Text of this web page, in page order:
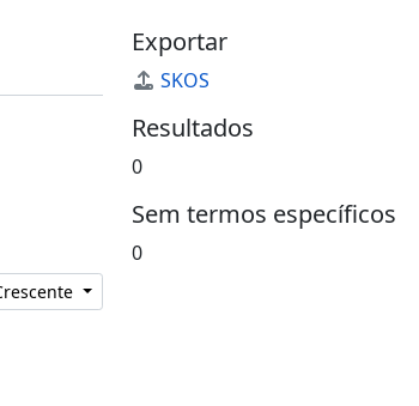
Exportar
SKOS
Resultados
0
Sem termos específicos
0